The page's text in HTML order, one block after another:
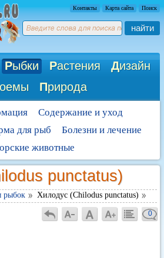
Контакты Карта сайта Поиск
найти
Рыбки Растения Дизайн
Природа
Содержание и уход
для рыб
Болезни и лечение
животные
punctatus)
рыбок Хилодус (Chilodus punctatus)
0